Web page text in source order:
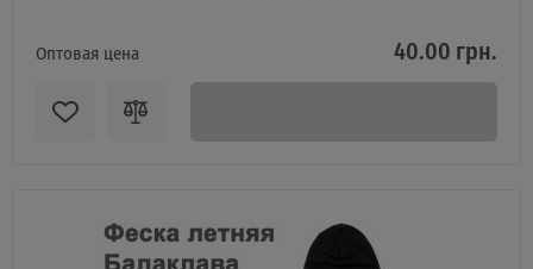
Оптовая цена 40.00 грн.